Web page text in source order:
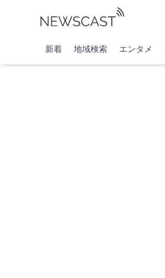
新着 地域検索 エンタメ